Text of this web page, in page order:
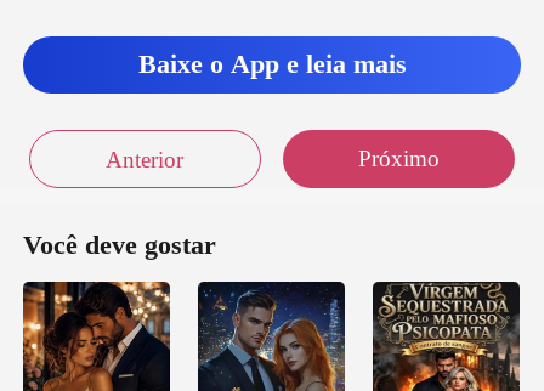
Baixe o App e leia mais
Anterior Próximo
Você deve gostar